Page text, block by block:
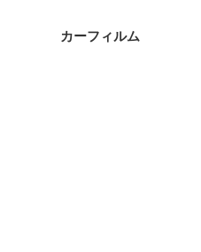
カーフィルム